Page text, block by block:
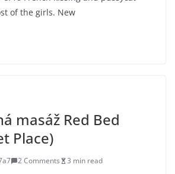
of the girls. New
masáž Red Bed
Place)
2 Comments 3 min read